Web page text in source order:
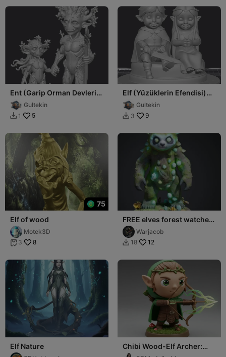
Ent (Garip Orman Devleri)
(Çocuk)Gultekin
 1 5
Elf (Yüzüklerin Efendisi)
(Çocuk)Gultekin
 3 9
75
Elf of wood
Motek3D
 3 8
FREE elves forest watcher
game rpg
Warjacob
 18 12
Elf Nature
Chibi Wood-Elf Archer:
Spirit of the Forest